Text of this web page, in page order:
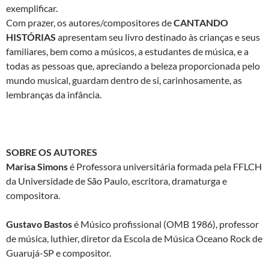
exemplificar.
Com prazer, os autores/compositores deCANTANDO
HISTÓRIAS apresentam seu livro destinado às crianças e seus
familiares, bem como a músicos, a estudantes de música, e a
todas as pessoas que, apreciando a beleza proporcionada pelo
mundo musical, guardam dentro de si, carinhosamente, as
lembranças da infância.
SOBRE OS AUTORES
Marisa Simonsé Professora universitária formada pela FFLCH
da Universidade de São Paulo, escritora, dramaturga e
compositora.
Gustavo Bastosé Músico profissional (OMB 1986), professor
de música, luthier, diretor da Escola de Música Oceano Rock de
Guarujá-SP e compositor.